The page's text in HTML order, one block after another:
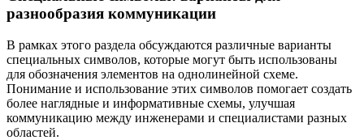
разнообразия коммуникации
В рамках этого раздела обсуждаются различные варианты
специальных символов, которые могут быть использованы
для обозначения элементов на однолинейной схеме.
Понимание и использование этих символов помогает создать
более наглядные и информативные схемы, улучшая
коммуникацию между инженерами и специалистами разных
областей.